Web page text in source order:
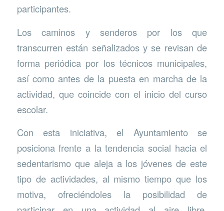
participantes.
Los caminos y senderos por los que
transcurren están señalizados y se revisan de
forma periódica por los técnicos municipales,
así como antes de la puesta en marcha de la
actividad, que coincide con el inicio del curso
escolar.
Con esta iniciativa, el Ayuntamiento se
posiciona frente a la tendencia social hacia el
sedentarismo que aleja a los jóvenes de este
tipo de actividades, al mismo tiempo que los
motiva, ofreciéndoles la posibilidad de